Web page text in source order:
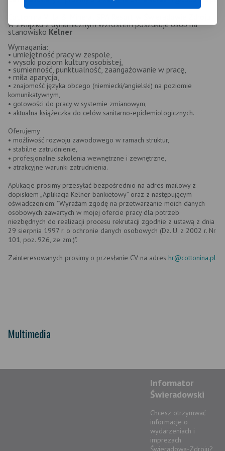
w związku z dynamicznym wzrostem poszukuje osób na
stanowisko Kelner
Wymagania:
• umiejętność pracy w zespole,
• wysoki poziom kultury osobistej,
• sumienność, punktualność, zaangażowanie w pracę,
• miła aparycja,
• znajomość języka obcego (niemiecki/angielski) na poziomie
komunikatywnym,
• gotowości do pracy w systemie zmianowym,
• aktualna książeczka do celów sanitarno-epidemiologicznych.
Oferujemy
• możliwość rozwoju zawodowego w ramach struktur,
• stabilne zatrudnienie,
• profesjonalne szkolenia wewnętrzne i zewnętrzne,
• atrakcyjne warunki zatrudnienia.
Aplikacje prosimy przesyłać bezpośrednio na adres mailowy z
dopiskiem „Aplikacja Kelner bankietowy” oraz z następującym
oświadczeniem: "Wyrażam zgodę na przetwarzanie moich danych
osobowych zawartych w mojej ofercie pracy dla potrzeb
niezbędnych do realizacji procesu rekrutacji zgodnie z ustawą z dnia
29 sierpnia 1997 r. o ochronie danych osobowych (Dz. U. z 2002 r. Nr
101, poz. 926, ze zm.)".
Zainteresowanych prosimy o przesłanie CV na adres hr@cottonina.pl
Multimedia
Informator
Świeradowski
Chcesz otrzymwać
informacje o
wydarzeniach i
imprezach
Świeradowa-Zdroju?